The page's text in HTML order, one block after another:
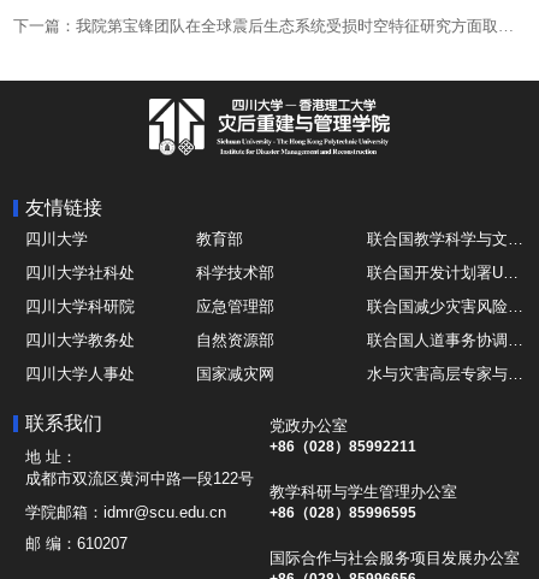
友情链接
四川大学 教育部
联合国教学科学与文化组织UNESCO
四川大学社科处
科学技术部
联合国开发计划署UNDP
四川大学科研院
应急管理部
联合国减少灾害风险办公室UNDRR
四川大学教务处
自然资源部
联合国人道事务协调厅OCHA
四川大学人事处
国家减灾网
水与灾害高层专家与领导组 HELP
地震与火山研究室
联系我们
地 址：
成都市双流区黄河中路一段122号
学院邮箱：idmr@scu.edu.cn
邮 编：610207
党政办公室
+86（028）85992211
教学科研与学生管理办公室
+86（028）85996595
国际合作与社会服务项目发展办公室